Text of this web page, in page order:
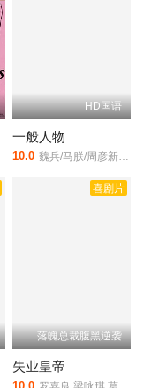
HD国语
一般人物
10.0 魏兵/马朕/周彦新/刘尚奎
喜剧片
落魄总裁腹黑逆袭
失业皇帝